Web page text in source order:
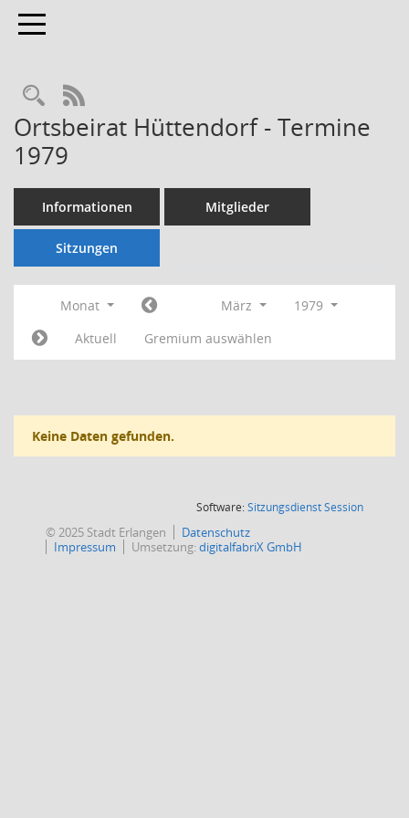
Toggle navigation
Rechercheauswahl
RSS-Feed
Ortsbeirat Hüttendorf - Termine
1979
Informationen Mitglieder
Sitzungen
Monat März
1979
Aktuell
Gremium auswählen
Keine Daten gefunden.
Software:SitzungsdienstSession(Wird in
© 2025 Stadt Erlangen
Datenschutz
Impressum
Umsetzung:digitalfabriX GmbH